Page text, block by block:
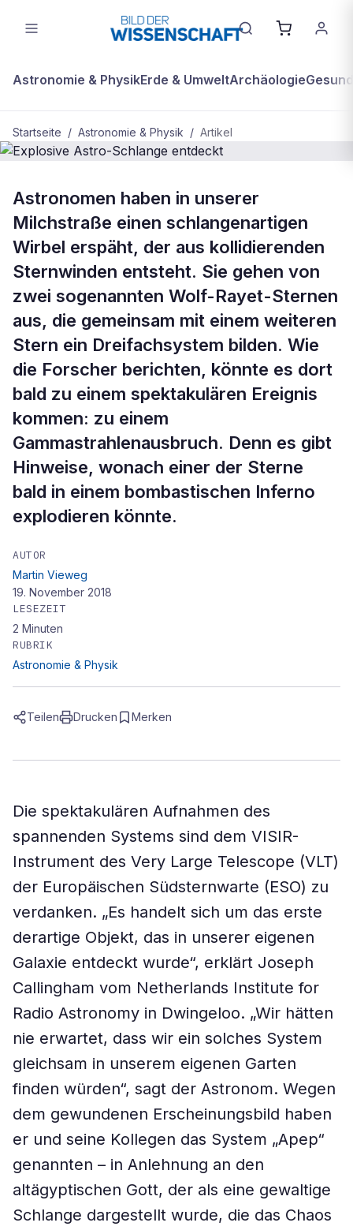
Astronomie & PhysikErde & UmweltArchäologie
Startseite / Astronomie & Physik / Artikel
Explosive Astro-Schlange entdeckt
Astronomen haben in unserer
Milchstraße einen schlangenartigen
Wirbel erspäht, der aus kollidierenden
Sternwinden entsteht. Sie gehen von
zwei sogenannten Wolf-Rayet-Sternen
aus, die gemeinsam mit einem weiteren
Stern ein Dreifachsystem bilden. Wie
die Forscher berichten, könnte es dort
bald zu einem spektakulären Ereignis
kommen: zu einem
Gammastrahlenausbruch. Denn es gibt
Hinweise, wonach einer der Sterne
bald in einem bombastischen Inferno
explodieren könnte.
AUTOR
Martin Vieweg
19. November 2018
LESEZEIT
2 Minuten
RUBRIK
Astronomie & Physik
Teilen Drucken Merken
Die spektakulären Aufnahmen des
spannenden Systems sind dem VISIR-
Instrument des Very Large Telescope (VLT)
der Europäischen Südsternwarte (ESO) zu
verdanken. „Es handelt sich um das erste
derartige Objekt, das in unserer eigenen
Galaxie entdeckt wurde“, erklärt Joseph
Callingham vom Netherlands Institute for
Radio Astronomy in Dwingeloo. „Wir hätten
nie erwartet, dass wir ein solches System
gleichsam in unserem eigenen Garten
finden würden“, sagt der Astronom. Wegen
dem gewundenen Erscheinungsbild haben
er und seine Kollegen das System „Apep“
genannten – in Anlehnung an den
altägyptischen Gott, der als eine gewaltige
Schlange dargestellt wurde, die das Chaos